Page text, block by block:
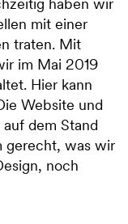
haben wir
mit einer
traten. Mit
im Mai 2019
Hier kann
Website und
dem Stand
gerecht, was wir
noch